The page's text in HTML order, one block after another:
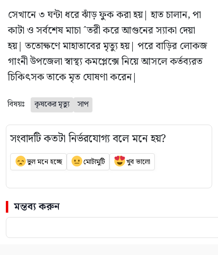
সেখানে ৩ ঘন্টা ধরে ঝাঁড় ফুক করা হয়| হাত চালান, পা
কাটা ও সর্বশেষ মাচা ˆতরী করে আগুনের স্যাকা দেয়া
হয়| ততোক্ষণে মাহাতাবের মৃত্যু হয়| পরে বাড়ির লোকজ
গাংনী উপজেলা স্বাস্থ্য কমপ্লেক্সে নিয়ে আসলে কর্তব্যরত
চিকিৎসক তাকে মৃত ঘোষণা করেন|
বিষয়ঃ কৃষকের মৃত্যু সাপ
সংবাদটি কতটা নির্ভরযোগ্য বলে মনে হয়?
ভুল মনে হচ্ছে মোটামুটি খুব ভালো
মন্তব্য করুন